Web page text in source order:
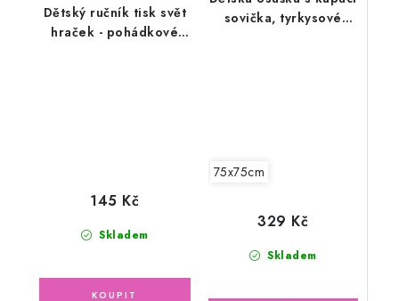
Dětský ručník tisk svět
hraček - pohádkové
Skladem
145 Kč
sovička, tyrkysové
75x75cm
Skladem
329 Kč